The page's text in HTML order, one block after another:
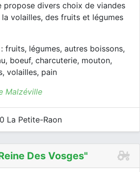
propose divers choix de viandes
volailles, des fruits et légumes
: fruits, légumes, autres boissons,
boeuf, charcuterie, mouton,
volailles, pain
Malzéville
La Petite-Raon
Des Vosges"